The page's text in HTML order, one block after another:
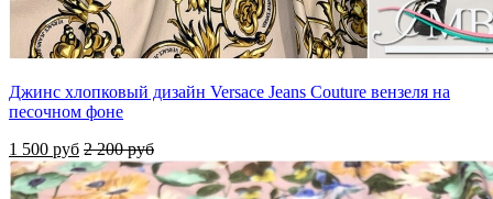
Джинс хлопковый дизайн Versace Jeans Couture вензеля на
песочном фоне
1 500 руб 2 200 руб